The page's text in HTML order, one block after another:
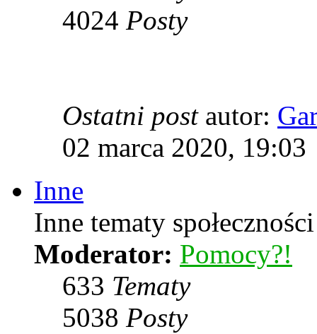
4024 Posty
Ostatni postautor:
02 marca 2020, 19:03
Inne
Inne tematy
Moderator: Pomocy?!
633 Tematy
5038 Posty